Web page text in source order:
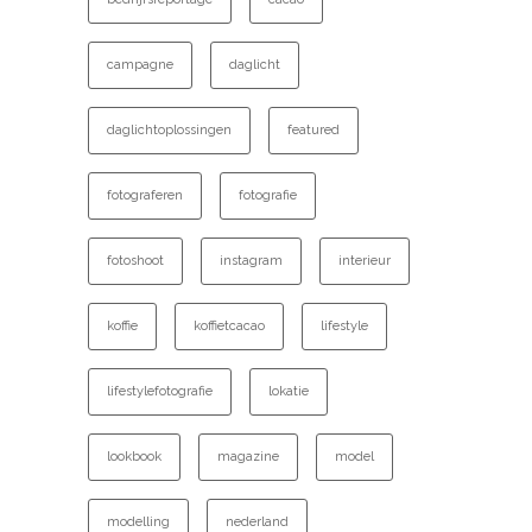
campagne daglicht
daglichtoplossingen featured
fotograferen fotografie
fotoshoot instagram interieur
koffie koffietcacao lifestyle
lifestylefotografie lokatie
lookbook magazine model
modelling nederland